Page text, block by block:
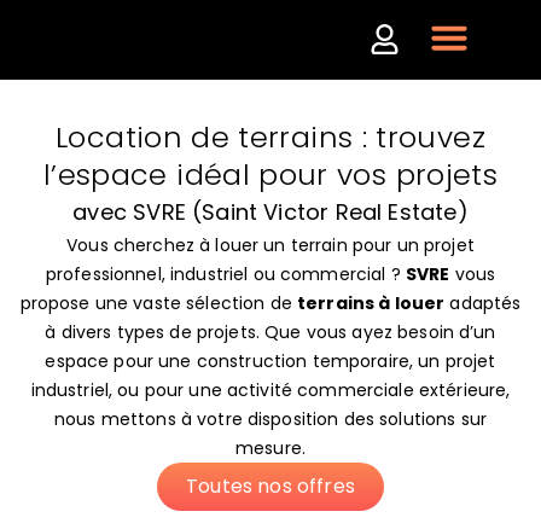
Location de terrains : trouvez
l’espace idéal pour vos projets
avec SVRE (Saint Victor Real Estate)
Vous cherchez à louer un terrain pour un projet
professionnel, industriel ou commercial ? SVRE vous
propose une vaste sélection de terrains à louer adaptés
à divers types de projets. Que vous ayez besoin d’un
espace pour une construction temporaire, un projet
industriel, ou pour une activité commerciale extérieure,
nous mettons à votre disposition des solutions sur
mesure.
Toutes nos offres